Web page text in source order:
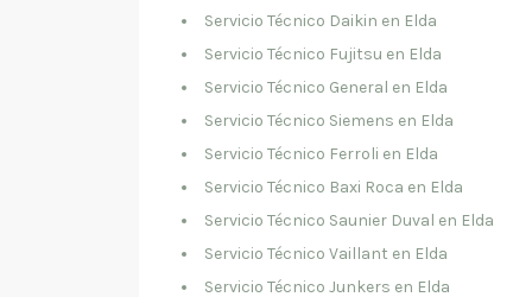
Servicio Técnico Daikin en Elda
Servicio Técnico Fujitsu en Elda
Servicio Técnico General en Elda
Servicio Técnico Siemens en Elda
Servicio Técnico Ferroli en Elda
Servicio Técnico Baxi Roca en Elda
Servicio Técnico Saunier Duval en Elda
Servicio Técnico Vaillant en Elda
Servicio Técnico Junkers en Elda